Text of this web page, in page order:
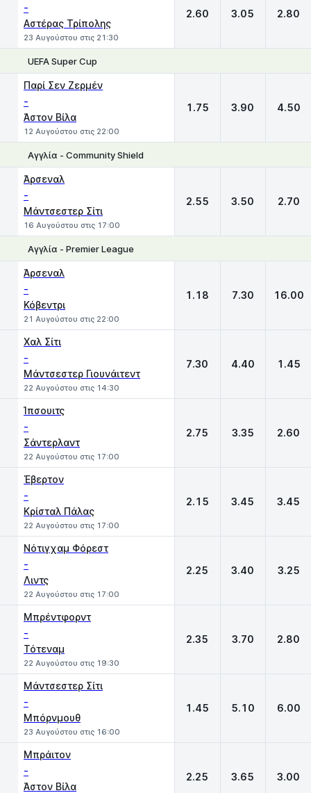
-
Αστέρας Τρίπολης
23 Αυγούστου στις 21:30
2.60 3.05 2.80
UEFA Super Cup
Παρί Σεν Ζερμέν
-
Άστον Βίλα
12 Αυγούστου στις 22:00
1.75 3.90 4.50
Αγγλία - Community Shield
Άρσεναλ
-
Μάντσεστερ Σίτι
16 Αυγούστου στις 17:00
2.55 3.50 2.70
Αγγλία - Premier League
Άρσεναλ
-
Κόβεντρι
21 Αυγούστου στις 22:00
1.18 7.30 16.00
Χαλ Σίτι
-
Μάντσεστερ Γιουνάιτεντ
22 Αυγούστου στις 14:30
7.30 4.40 1.45
Ίπσουιτς
-
Σάντερλαντ
22 Αυγούστου στις 17:00
2.75 3.35 2.60
Έβερτον
-
Κρίσταλ Πάλας
22 Αυγούστου στις 17:00
2.15 3.45 3.45
Νότιγχαμ Φόρεστ
-
Λιντς
22 Αυγούστου στις 17:00
2.25 3.40 3.25
Μπρέντφορντ
-
Τότεναμ
22 Αυγούστου στις 19:30
2.35 3.70 2.80
Μάντσεστερ Σίτι
-
Μπόρνμουθ
23 Αυγούστου στις 16:00
1.45 5.10 6.00
Μπράιτον
-
Άστον Βίλα
2.25 3.65 3.00